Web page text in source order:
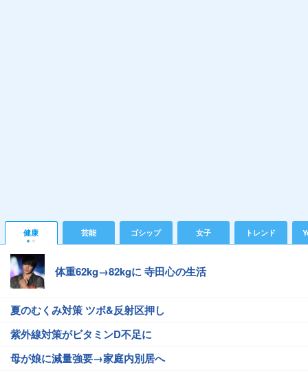
健康 芸能 ゴシップ 女子 トレンド
体重62kg→82kgに 寺田心の生活
夏のむくみ対策 ツボ&反射区押し
紫外線対策がビタミンD不足に
母が娘に減量強要→家庭内別居へ